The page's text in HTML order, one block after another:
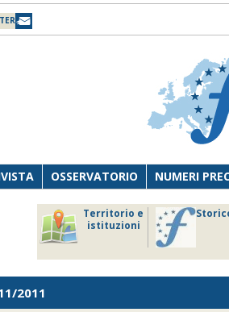
OSSERVATORIO NUMERI
Territorio e
istituzioni
2011